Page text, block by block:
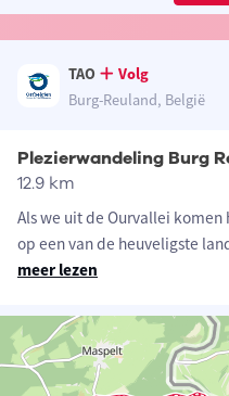
TAO
Volg
Burg-Reuland, België
12.9 km
Als we uit de Ourvallei
op een van de heuveligste
meer lezen